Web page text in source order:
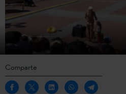
Comparte